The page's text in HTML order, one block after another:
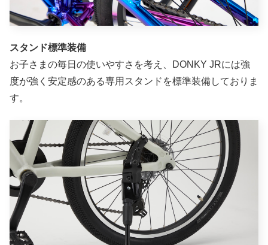
スタンド標準装備
お子さまの毎日の使いやすさを考え、DONKY JRには強
度が強く安定感のある専用スタンドを標準装備しておりま
す。